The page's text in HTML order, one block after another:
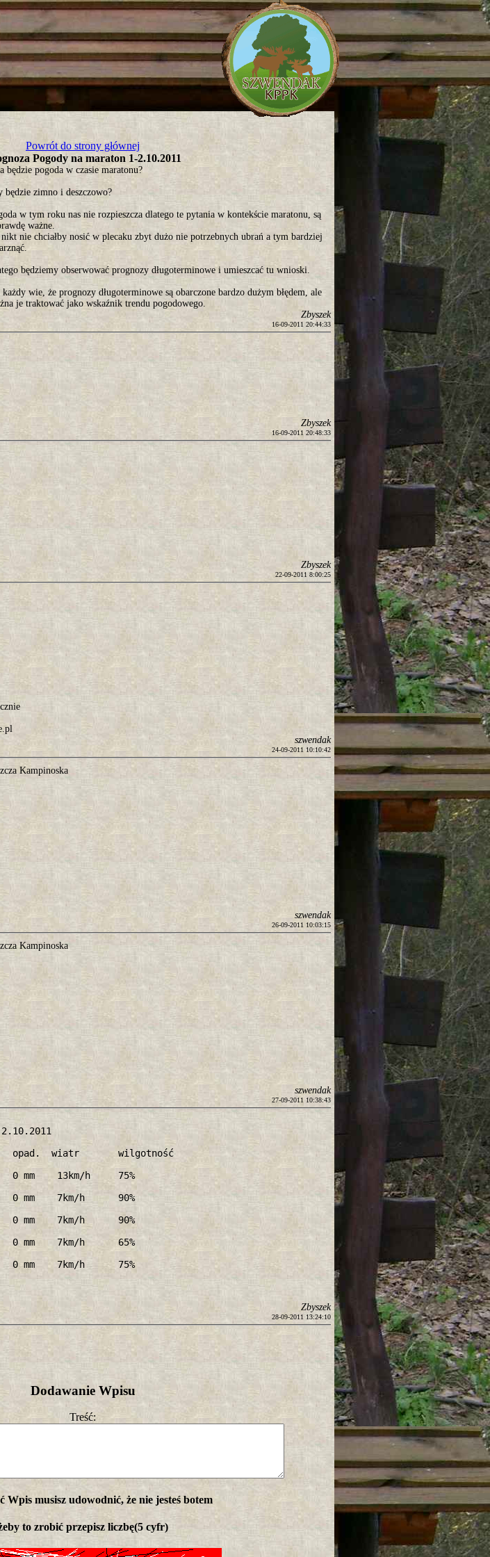
Powrót do strony głównej
Pogody na maraton 1-2.10.2011
będzie pogoda w czasie maratonu?
będzie zimno i deszczowo?
w tym roku nas nie rozpieszcza dlatego te pytania w kontekście maratonu, są
ważne.
nie chciałby nosić w plecaku zbyt dużo nie potrzebnych ubrań a tym bardziej
będziemy obserwować prognozy długoterminowe i umieszcać tu wnioski.
każdy wie, że prognozy długoterminowe są obarczone bardzo dużym błędem, ale
je traktować jako wskaźnik trendu pogodowego.
Zbyszek
16-09-2011 20:44:33
Zbyszek
16-09-2011 20:48:33
Zbyszek
22-09-2011 8:00:25
szwendak
24-09-2011 10:10:42
Kampinoska
szwendak
26-09-2011 10:03:15
Kampinoska
szwendak
27-09-2011 10:38:43
0 mm    7km/h      75%
Zbyszek
28-09-2011 13:24:10
Dodawanie Wpisu
Treść:
Wpis musisz udowodnić, że nie jesteś botem
to zrobić przepisz liczbę(5 cyfr)